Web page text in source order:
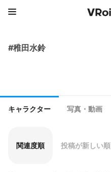
#稚田水鈴
キャラクター 写真・動画
関連度順 投稿が新しい順